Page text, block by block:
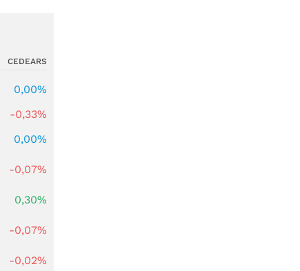
CEDEARS
0,00%
-0,33%
0,00%
-0,07%
0,30%
-0,07%
-0,02%